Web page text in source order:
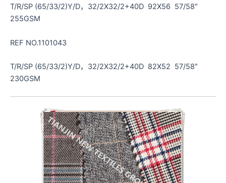
T/R/SP (65/33/2)Y/D，32/2X32/2+40D 92X56 57/58″
255GSM
REF NO.1101043
T/R/SP (65/33/2)Y/D，32/2X32/2+40D 82X52 57/58″
230GSM